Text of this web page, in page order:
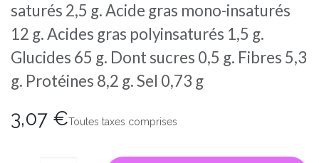
saturés 2,5 g. Acide gras mono-insaturés
12 g. Acides gras polyinsaturés 1,5 g.
Glucides 65 g. Dont sucres 0,5 g. Fibres 5,3
g. Protéines 8,2 g. Sel 0,73 g
3,07 €Toutes taxes comprises